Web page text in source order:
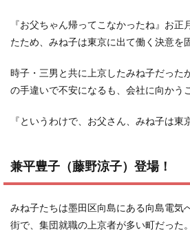
『お父ちゃん帰ってこなかったね』お正
たため、みね子は東京に出て働く決意を
時子・三男と共に上京したみね子だった
の手違いで不安になるも、会社に向かう
『というわけで、お父さん、みね子は東
兼平豊子（藤野涼子）登場！
みね子たちは墨田区向島にある向島電気
街で、集団就職の上京者が多い町だった。